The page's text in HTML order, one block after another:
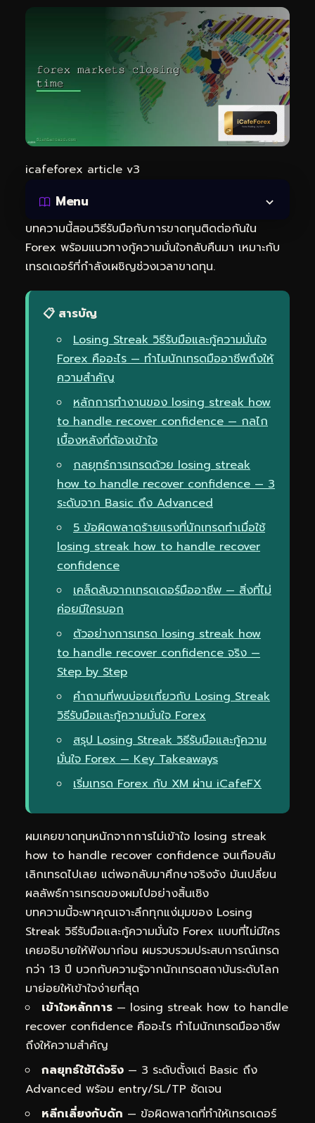
icafeforex article v3
Menu
บทความนี้สอนวิธีรับมือกับการขาดทุนติดต่อกันใน
Forex พร้อมแนวทางกู้ความมั่นใจกลับคืนมา เหมาะกับ
เทรดเดอร์ที่กำลังเผชิญช่วงเวลาขาดทุน.
📋 สารบัญ
Losing Streak วิธีรับมือและกู้ความมั่นใจ
Forex คืออะไร — ทำไมนักเทรดมืออาชีพถึงให้
ความสำคัญ
หลักการทำงานของ losing streak how
to handle recover confidence — กลไก
เบื้องหลังที่ต้องเข้าใจ
กลยุทธ์การเทรดด้วย losing streak
how to handle recover confidence — 3
ระดับจาก Basic ถึง Advanced
5 ข้อผิดพลาดร้ายแรงที่นักเทรดทำเมื่อใช้
losing streak how to handle recover
confidence
เคล็ดลับจากเทรดเดอร์มืออาชีพ — สิ่งที่ไม่
ค่อยมีใครบอก
ตัวอย่างการเทรด losing streak how
to handle recover confidence จริง —
Step by Step
คำถามที่พบบ่อยเกี่ยวกับ Losing Streak
วิธีรับมือและกู้ความมั่นใจ Forex
สรุป Losing Streak วิธีรับมือและกู้ความ
มั่นใจ Forex — Key Takeaways
เริ่มเทรด Forex กับ XM ผ่าน iCafeFX
ผมเคยขาดทุนหนักจากการไม่เข้าใจ losing streak
how to handle recover confidence จนเกือบล้ม
เลิกเทรดไปเลย แต่พอกลับมาศึกษาจริงจัง มันเปลี่ยน
ผลลัพธ์การเทรดของผมไปอย่างสิ้นเชิง
บทความนี้จะพาคุณเจาะลึกทุกแง่มุมของ Losing
Streak วิธีรับมือและกู้ความมั่นใจ Forex แบบที่ไม่มีใคร
เคยอธิบายให้ฟังมาก่อน ผมรวบรวมประสบการณ์เทรด
กว่า 13 ปี บวกกับความรู้จากนักเทรดสถาบันระดับโลก
มาย่อยให้เข้าใจง่ายที่สุด
เข้าใจหลักการ — losing streak how to handle
recover confidence คืออะไร ทำไมนักเทรดมืออาชีพ
ถึงให้ความสำคัญ
กลยุทธ์ใช้ได้จริง — 3 ระดับตั้งแต่ Basic ถึง
Advanced พร้อม entry/SL/TP ชัดเจน
หลีกเลี่ยงกับดัก — ข้อผิดพลาดที่ทำให้เทรดเดอร์